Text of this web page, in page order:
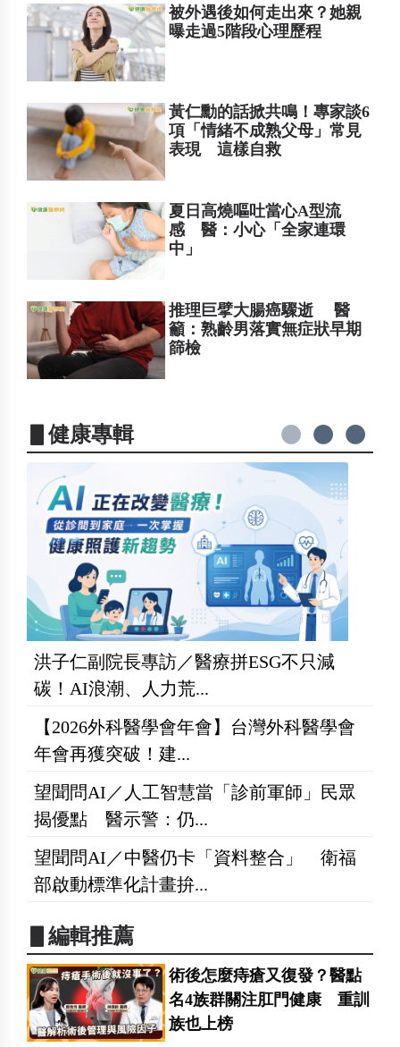
被外遇後如何走出來？她親
曝走過5階段心理歷程
黃仁勳的話掀共鳴！專家談6
項「情緒不成熟父母」常見
表現 這樣自救
夏日高燒嘔吐當心A型流
感 醫：小心「全家連環
中」
推理巨擘大腸癌驟逝 醫
籲：熟齡男落實無症狀早期
篩檢
▋健康專輯
洪子仁副院長專訪／醫療拼ESG不只減
碳！AI浪潮、人力荒...
【2026外科醫學會年會】台灣外科醫學會
年會再獲突破！建...
望聞問AI／人工智慧當「診前軍師」民眾
揭優點 醫示警：仍...
望聞問AI／中醫仍卡「資料整合」 衛福
部啟動標準化計畫拚...
▋編輯推薦
術後怎麼痔瘡又復發？醫點
名4族群關注肛門健康 重訓
族也上榜